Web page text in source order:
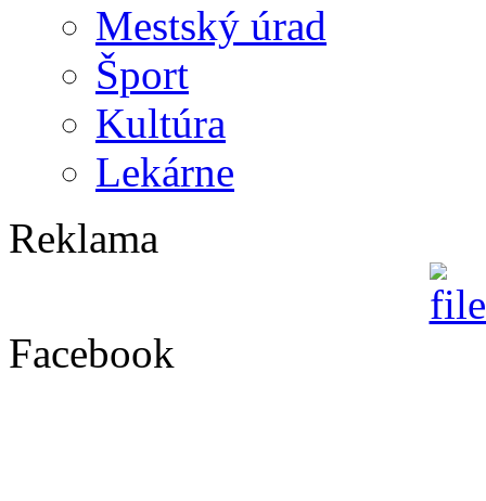
Mestský úrad
Šport
Kultúra
Lekárne
Reklama
Facebook